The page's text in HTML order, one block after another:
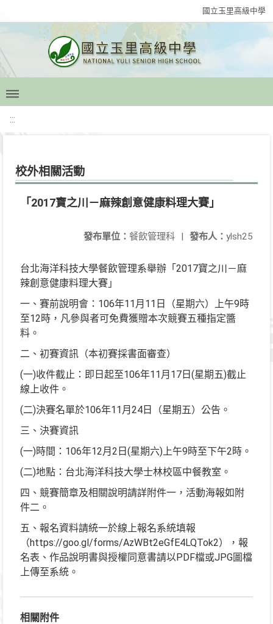
國立玉里高級中學
:::
校外相關活動
「2017寶之川－麻辣創意健康料理大賽」
發布人： ylsh25
發布單位： 餐飲管理科 |
台北海洋科技大學餐飲管理系舉辦「2017寶之川－麻
辣創意健康料理大賽」
一、賽前說明會：106年11月11日（星期六）上午9時
至12時，凡參與者可免費獲贈本次競賽五種指定醬
料。
二、初賽資訊（本初賽採書面審查）
(一)收件截止：即日起至106年11月17日(星期五)截止
線上收件。
(二)決賽名單於106年11月24日（星期五）公告。
三、決賽資訊
(一)時間：106年12月2日(星期六)上午9時至下午2時。
(二)地點：台北海洋科技大學士林校區中餐教室。
四、競賽簡章及相關說明請詳附件一，活動海報如附
件二。
五、報名資料請統一於線上報名系統填報
（https://goo.gl/forms/AzWBt2eGfE4LQTok2），報
名表、作品說明書與授權同意書請以PDF檔或JPG圖檔
上傳至系統。
相關附件